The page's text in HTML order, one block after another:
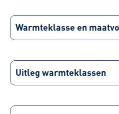
Warmteklasse en
Uitleg warmteklassen